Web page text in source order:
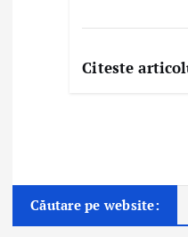
Citeste
Căutare pe website: